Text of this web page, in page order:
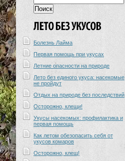
Болезнь Лайма
Первая помощь при укусах
Летние опасности на природе
Лето без единого укуса: насекомые
не пройдут
Отдых на природе без последствий
Осторожно, клещи!
Укусы насекомых: профилактика и
первая помощь
Как летом обезопасить себя от
укусов комаров
Осторожно, клещ!